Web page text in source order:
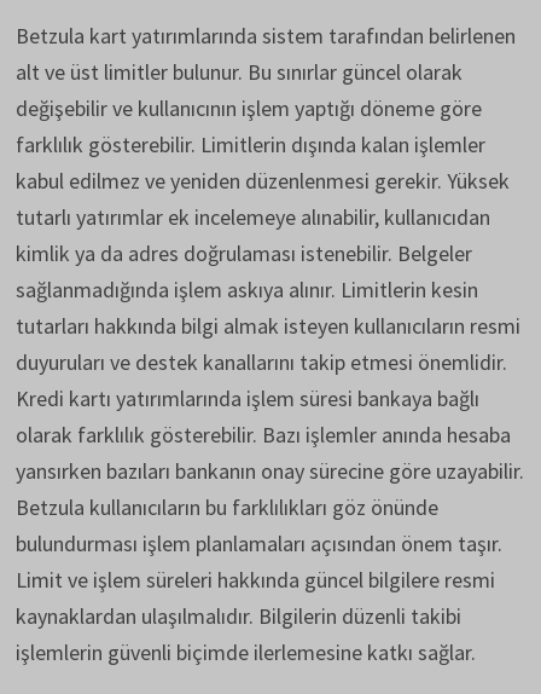
Betzula kart yatırımlarında sistem tarafından belirlenen
alt ve üst limitler bulunur. Bu sınırlar güncel olarak
değişebilir ve kullanıcının işlem yaptığı döneme göre
farklılık gösterebilir. Limitlerin dışında kalan işlemler
kabul edilmez ve yeniden düzenlenmesi gerekir. Yüksek
tutarlı yatırımlar ek incelemeye alınabilir, kullanıcıdan
kimlik ya da adres doğrulaması istenebilir. Belgeler
sağlanmadığında işlem askıya alınır. Limitlerin kesin
tutarları hakkında bilgi almak isteyen kullanıcıların resmi
duyuruları ve destek kanallarını takip etmesi önemlidir.
Kredi kartı yatırımlarında işlem süresi bankaya bağlı
olarak farklılık gösterebilir. Bazı işlemler anında hesaba
yansırken bazıları bankanın onay sürecine göre uzayabilir.
Betzula kullanıcıların bu farklılıkları göz önünde
bulundurması işlem planlamaları açısından önem taşır.
Limit ve işlem süreleri hakkında güncel bilgilere resmi
kaynaklardan ulaşılmalıdır. Bilgilerin düzenli takibi
işlemlerin güvenli biçimde ilerlemesine katkı sağlar.